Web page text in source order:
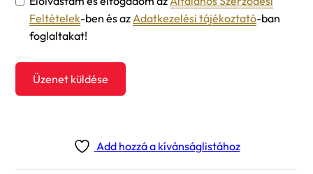
Feltételek-ben és azAdatkezelési tájékoztató-ban
foglaltakat!
Üzenet küldése
Add hozzá a kívánságlistához